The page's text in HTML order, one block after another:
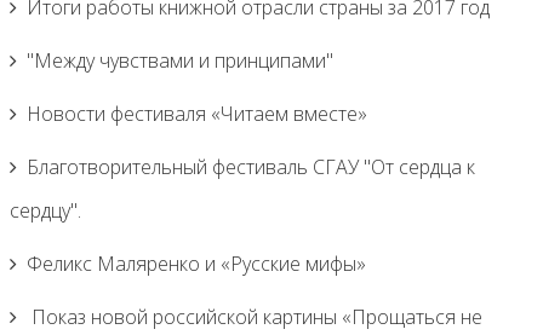
Итоги работы книжной отрасли страны за 2017 год
"Между чувствами и принципами"
Новости фестиваля «Читаем вместе»
Благотворительный фестиваль СГАУ "От сердца к
сердцу".
Феликс Маляренко и «Русские мифы»
Показ новой российской картины «Прощаться не